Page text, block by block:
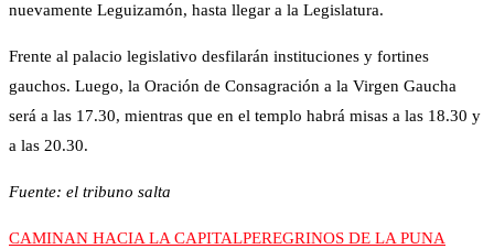
nuevamente Leguizamón, hasta llegar a la Legislatura.
Frente al palacio legislativo desfilarán instituciones y fortines
gauchos. Luego, la Oración de Consagración a la Virgen Gaucha
será a las 17.30, mientras que en el templo habrá misas a las 18.30 y
a las 20.30.
Fuente: el tribuno salta
CAMINAN HACIA LA CAPITALPEREGRINOS DE LA PUNA